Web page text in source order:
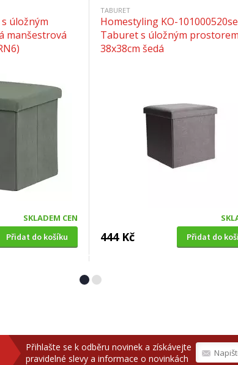
úložným
manšestrová
SKLADEM CEN
Přidat do košíku
TABURET
Homestyling KO-
Taburet s úložným prostorem
38x38cm šedá
444 Kč Přidat do
Přihlašte se k odběru novinek a získávejte
pravidelné slevy a informace o novinkách